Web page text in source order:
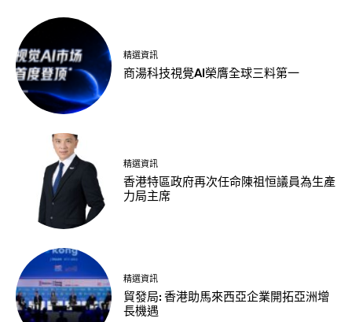
精選資訊
商湯科技視覺AI榮膺全球三料第一
精選資訊
香港特區政府再次任命陳祖恒議員為生產
力局主席
精選資訊
貿發局: 香港助馬來西亞企業開拓亞洲增
長機遇